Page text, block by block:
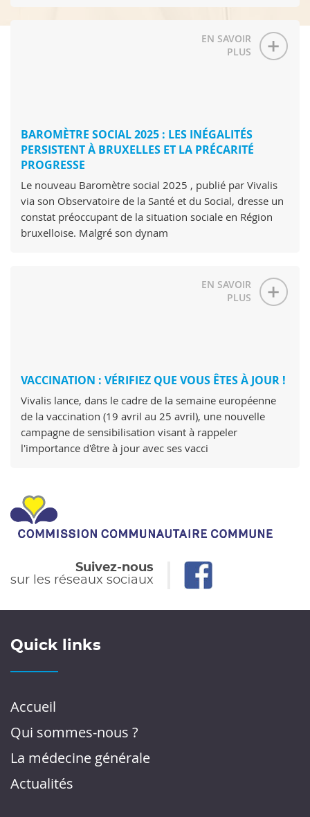
BAROMÈTRE SOCIAL 2025 : LES INÉGALITÉS
PERSISTENT À BRUXELLES ET LA PRÉCARITÉ
PROGRESSE
Le nouveau Baromètre social 2025 , publié par Vivalis
via son Observatoire de la Santé et du Social, dresse un
constat préoccupant de la situation sociale en Région
bruxelloise. Malgré son dynam
EN SAVOIR
PLUS
VACCINATION : VÉRIFIEZ QUE VOUS ÊTES À JOUR !
Vivalis lance, dans le cadre de la semaine européenne
de la vaccination (19 avril au 25 avril), une nouvelle
campagne de sensibilisation visant à rappeler
l'importance d'être à jour avec ses vacci
EN SAVOIR
PLUS
Suivez-nous
sur les réseaux sociaux
Quick links
Accueil
Qui sommes-nous ?
La médecine générale
Actualités